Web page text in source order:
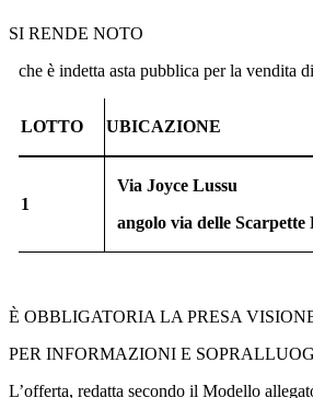
SI RENDE NOTO
che è indetta asta pubblica per la vendita
LOTTO UBICAZIONE
1
Via Joyce Lussu
angolo via delle Scarpette
È OBBLIGATORIA LA PRESA
PER INFORMAZIONI E
L’offerta, redatta secondo il Modello